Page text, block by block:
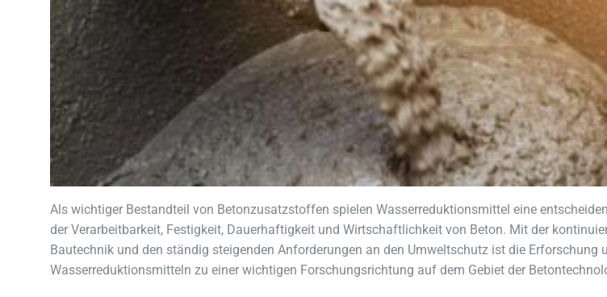
Als wichtiger Bestandteil von Betonzusatzstoffen spielen Wasserreduktionsmittel eine
der Verarbeitbarkeit, Festigkeit, Dauerhaftigkeit und Wirtschaftlichkeit von Beton. Mit der
Bautechnik und den ständig steigenden Anforderungen an den Umweltschutz ist die Erforschung
Wasserreduktionsmitteln zu einer wichtigen Forschungsrichtung auf dem Gebiet der